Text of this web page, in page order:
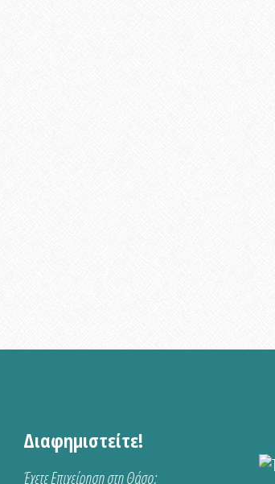
Διαφημιστείτε!
Έχετε Επιχείρηση στη Θάσο;